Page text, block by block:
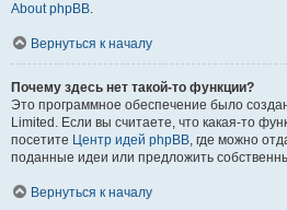
About phpBB.
Вернуться к началу
Почему здесь нет такой-то функции?
Это программное обеспечение было
Limited. Если вы считаете, что какая-то
посетите Центр идей phpBB, где можно
поданные идеи или предложить
Вернуться к началу